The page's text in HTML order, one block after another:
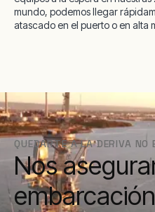
mundo, podemos llegar
atascado en el puerto o en alta
QUEDARTE A LA DERIVA NO
Nos